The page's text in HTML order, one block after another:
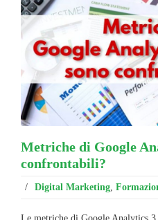
Metriche di Google
confrontabili?
/ Digital Marketing